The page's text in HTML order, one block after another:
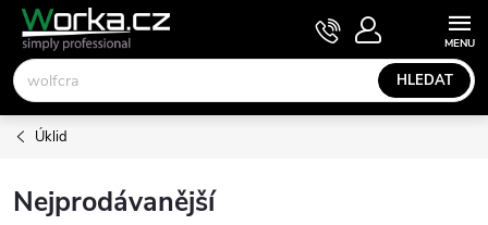
Přejít
obsah
HLEDAT
NÁKUPNÍ
KOŠÍK
Úklid
Nejprodávanější